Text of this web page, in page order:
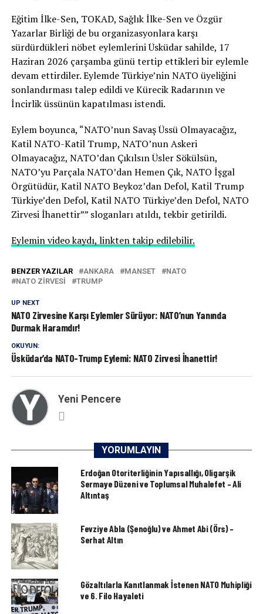
Eğitim İlke-Sen, TOKAD, Sağlık İlke-Sen ve Özgür
Yazarlar Birliği de bu organizasyonlara karşı
sürdürdükleri nöbet eylemlerini Üsküdar sahilde, 17
Haziran 2026 çarşamba günü tertip ettikleri bir eylemle
devam ettirdiler. Eylemde Türkiye’nin NATO üyeliğini
sonlandırması talep edildi ve Kürecik Radarının ve
İncirlik üssünün kapatılması istendi.
Eylem boyunca, “NATO’nun Savaş Üssü Olmayacağız,
Katil NATO-Katil Trump, NATO’nun Askeri
Olmayacağız, NATO’dan Çıkılsın Üsler Sökülsün,
NATO’yu Parçala NATO’dan Hemen Çık, NATO İşgal
Örgütüdür, Katil NATO Beykoz’dan Defol, Katil Trump
Türkiye’den Defol, Katil NATO Türkiye’den Defol, NATO
Zirvesi İhanettir”” sloganları atıldı, tekbir getirildi.
Eylemin video kaydı, linkten takip edilebilir.
BENZER YAZILAR ANKARA MANSET
NATO
NATO ZİRVESİ
TRUMP
UP NEXT
NATO Zirvesine Karşı Eylemler Sürüyor: NATO’nun Yanında
Durmak Haramdır!
OKUYUN:
Üsküdar’da NATO-Trump Eylemi: NATO Zirvesi İhanettir!
Yeni Pencere
YORUMLAYIN
Erdoğan Otoriterliğinin Yapısallığı, Oligarşik
Sermaye Düzeni ve Toplumsal Muhalefet – Ali
Altıntaş
Fevziye Abla (Şenoğlu) ve Ahmet Abi (Örs) –
Serhat Altın
Gözaltılarla Kanıtlanmak İstenen NATO Muhipliği
ve 6. Filo Hayaleti